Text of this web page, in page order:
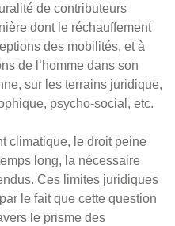
de contributeurs
dont le réchauffement
des mobilités, et à
de l’homme dans son
sur les terrains juridique,
psycho-social, etc.
climatique, le droit peine
long, la nécessaire
Ces limites juridiques
le fait que cette question
le prisme des